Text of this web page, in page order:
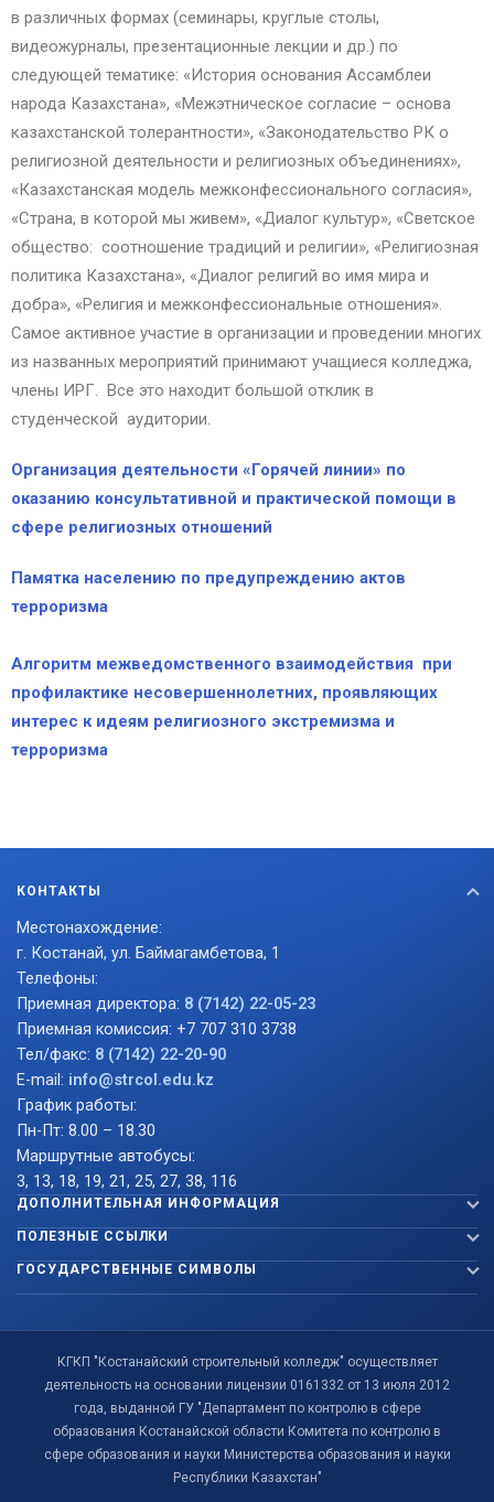
в различных формах (семинары, круглые столы,
видеожурналы, презентационные лекции и др.) по
следующей тематике: «История основания Ассамблеи
народа Казахстана», «Межэтническое согласие – основа
казахстанской толерантности», «Законодательство РК о
религиозной деятельности и религиозных объединениях»,
«Казахстанская модель межконфессионального согласия»,
«Страна, в которой мы живем», «Диалог культур», «Светское
общество: соотношение традиций и религии», «Религиозная
политика Казахстана», «Диалог религий во имя мира и
добра», «Религия и межконфессиональные отношения».
Самое активное участие в организации и проведении многих
из названных мероприятий принимают учащиеся колледжа,
члены ИРГ. Все это находит большой отклик в
студенческой аудитории.
Организация деятельности «Горячей линии» по
оказанию консультативной и практической помощи в
сфере религиозных отношений
Памятка населению по предупреждению актов
терроризма
Алгоритм межведомственного взаимодействия при
профилактике несовершеннолетних, проявляющих
интерес к идеям религиозного экстремизма и
терроризма
КОНТАКТЫ
Местонахождение:
г. Костанай, ул. Баймагамбетова, 1
Телефоны:
Приемная директора: 8 (7142) 22-05-23
Приемная комиссия: +7 707 310 3738
Тел/факс: 8 (7142) 22-20-90
E-mail: info@strcol.edu.kz
График работы:
Пн-Пт: 8.00 – 18.30
Маршрутные автобусы:
3, 13, 18, 19, 21, 25, 27, 38, 116
ДОПОЛНИТЕЛЬНАЯ ИНФОРМАЦИЯ
ПОЛЕЗНЫЕ ССЫЛКИ
ГОСУДАРСТВЕННЫЕ СИМВОЛЫ
КГКП "Костанайский строительный колледж" осуществляет
деятельность на основании лицензии 0161332 от 13 июля 2012
года, выданной ГУ "Департамент по контролю в сфере
образования Костанайской области Комитета по контролю в
сфере образования и науки Министерства образования и науки
Республики Казахстан"